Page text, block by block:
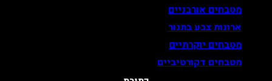
מטבחים אורבניים
ארונות צבע בתנור
מטבחים יוקרתיים
מטבחים דקורטיביים